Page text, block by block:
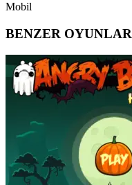
Mobil
BENZER OYUNLAR